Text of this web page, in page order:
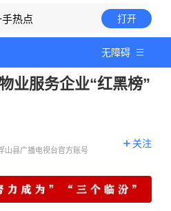
手热点 打开
无障碍
业服务企业“红黑榜”
山县广播电视台官方账号
关注